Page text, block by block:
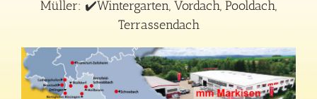
Müller: ✔️Wintergarten, Vordach, Pooldach,
Terrassendach